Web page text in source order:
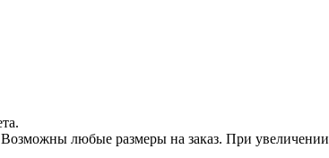
Возможны любые размеры на заказ. При